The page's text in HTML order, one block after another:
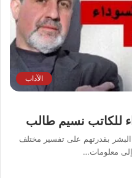
الآداب
للكاتب نسيم طالب
بقدرتهم على تفسير مختلف
معلومات…